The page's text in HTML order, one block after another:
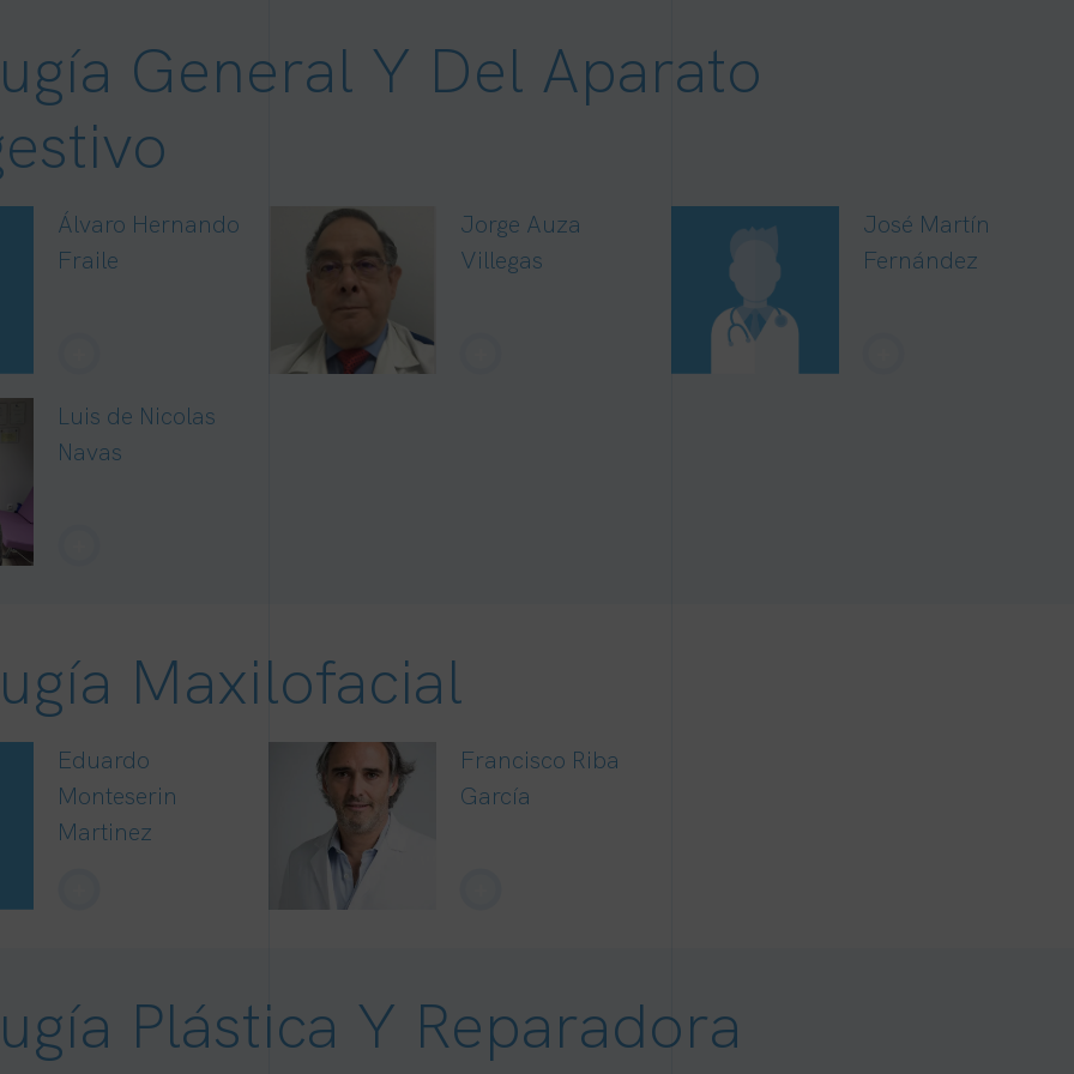
General Y Del Aparato
Álvaro Hernando
Fraile
Jorge Auza
Villegas
José Martín
Fernández
Luis de Nicolas
Navas
Maxilofacial
Eduardo
Monteserin
Martinez
Francisco Riba
García
Plástica Y Reparadora